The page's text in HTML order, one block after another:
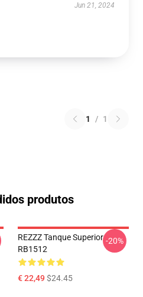
Jun 21, 2024
1 / 1
produtos
REZZZ Tanque Superior
RB1512
€ 22,49$24.45
-20%